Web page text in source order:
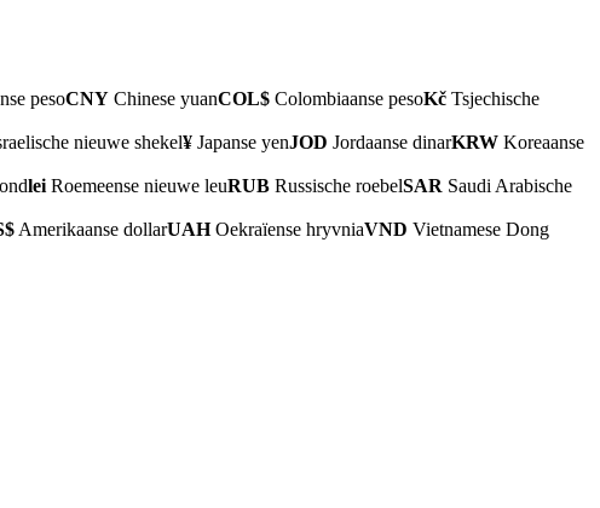
pesoCNY Chinese yuanCOL$ Colombiaanse pesoKč Tsjechische
nieuwe shekel¥ Japanse yenJOD Jordaanse dinarKRW Koreaanse
lei Roemeense nieuwe leuRUB Russische roebelSAR Saudi Arabische
Amerikaanse dollarUAHOekraïense hryvniaVND Vietnamese Dong